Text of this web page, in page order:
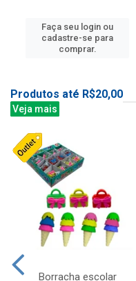
Faça seu login ou
cadastre-se para
comprar.
Produtos até R$20,00
Veja mais
Borracha escolar